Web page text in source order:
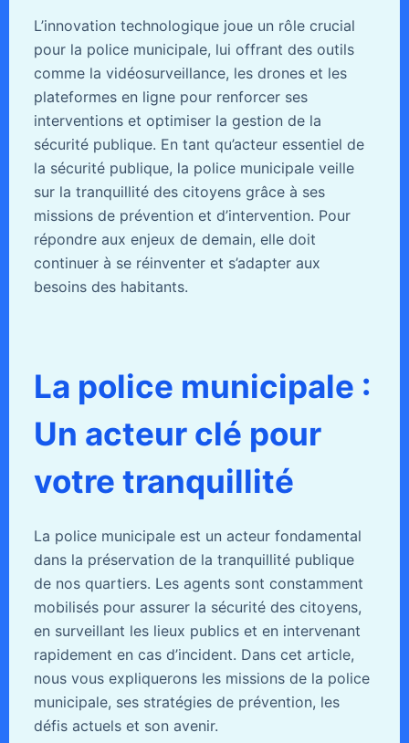
L’innovation technologique joue un rôle crucial
pour la police municipale, lui offrant des outils
comme la vidéosurveillance, les drones et les
plateformes en ligne pour renforcer ses
interventions et optimiser la gestion de la
sécurité publique. En tant qu’acteur essentiel de
la sécurité publique, la police municipale veille
sur la tranquillité des citoyens grâce à ses
missions de prévention et d’intervention. Pour
répondre aux enjeux de demain, elle doit
continuer à se réinventer et s’adapter aux
besoins des habitants.
La police municipale :
Un acteur clé pour
votre tranquillité
La police municipale est un acteur fondamental
dans la préservation de la tranquillité publique
de nos quartiers. Les agents sont constamment
mobilisés pour assurer la sécurité des citoyens,
en surveillant les lieux publics et en intervenant
rapidement en cas d’incident. Dans cet article,
nous vous expliquerons les missions de la police
municipale, ses stratégies de prévention, les
défis actuels et son avenir.